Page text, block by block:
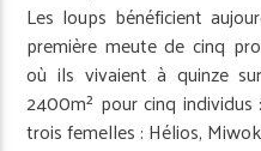
Les loups bénéficient
première meute de cinq
où ils vivaient à quinze
2400m² pour cinq
trois femelles : Hélios,